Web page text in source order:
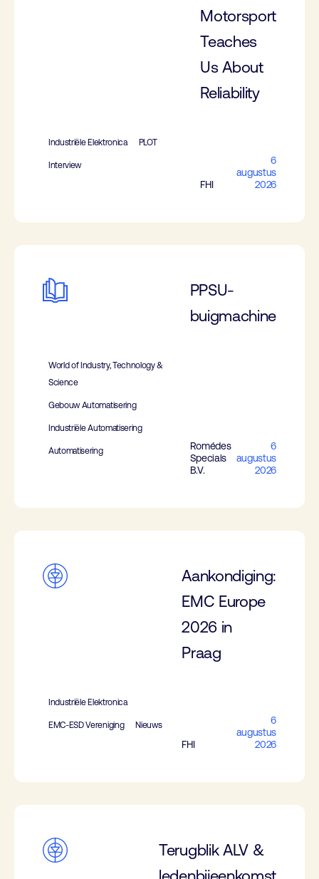
Motorsport
Teaches
Us About
Reliability
Industriële Elektronica PLOT
Interview
FHI
6
augustus
2026
PPSU-
buigmachine
World of Industry, Technology &
Science
Gebouw Automatisering
Industriële Automatisering
Automatisering
Romédes
Specials
B.V.
6
augustus
2026
Aankondiging:
EMC Europe
2026 in
Praag
Industriële Elektronica
EMC-ESD Vereniging Nieuws
FHI
6
augustus
2026
Terugblik ALV &